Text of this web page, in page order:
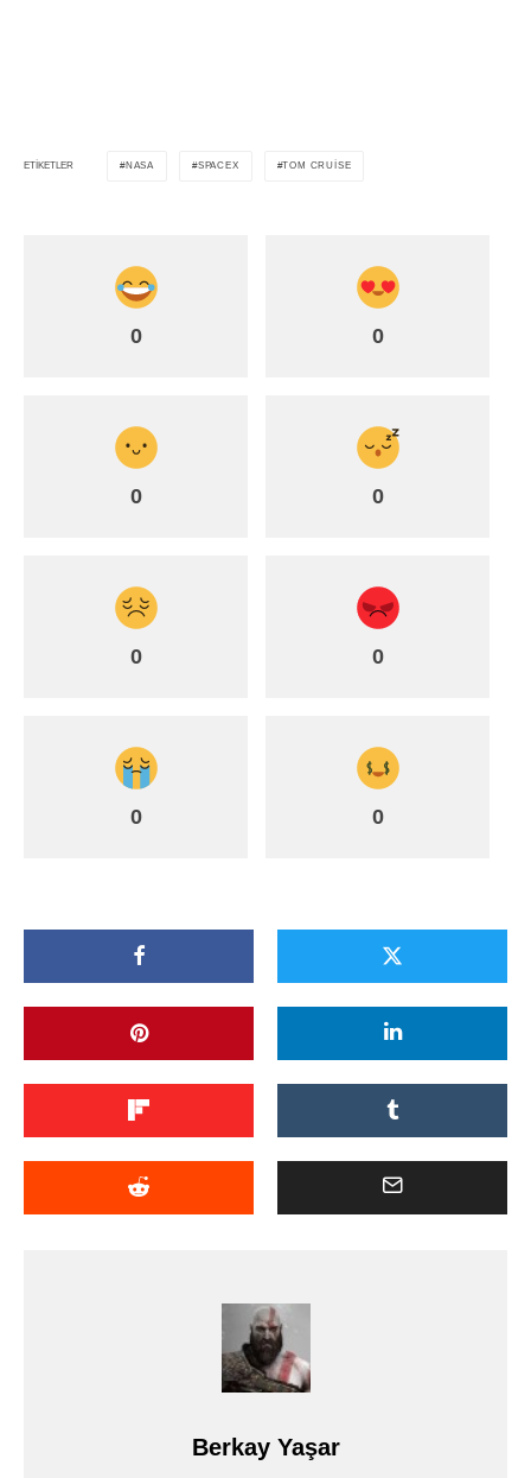
ETIKETLER NASA SPACEX TOM CRUISE
0 0
0 0
0 0
0 0
Berkay Yaşar